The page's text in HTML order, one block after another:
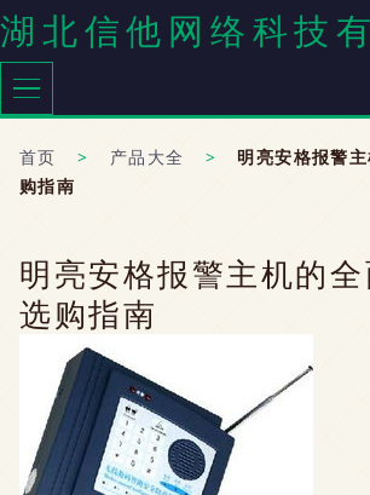
湖北信他网络科技
首页 > 产品大全 >
明亮安格报警
购指南
明亮安格报警主机的
选购指南